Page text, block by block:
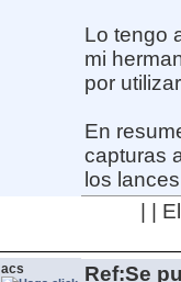
Lo tengo
mi
por
En
capturas
los
| |
acs
Ref:Se